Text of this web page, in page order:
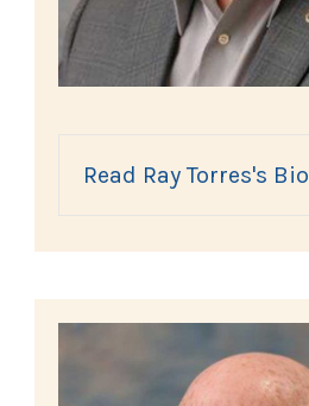
Read Ray Torres's Bio